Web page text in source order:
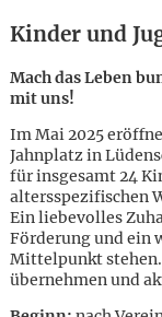
Kinder und
Mach das Leben
mit uns!
Im Mai 2025
Jahnplatz in
für insgesamt 24
altersspezifischen
Ein liebevolles
Förderung und ein
Mittelpunkt
übernehmen und